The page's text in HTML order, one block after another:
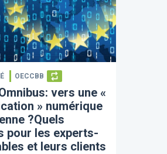
OECCBB
vers une «
» numérique
?Quels
pour les experts-
et leurs clients